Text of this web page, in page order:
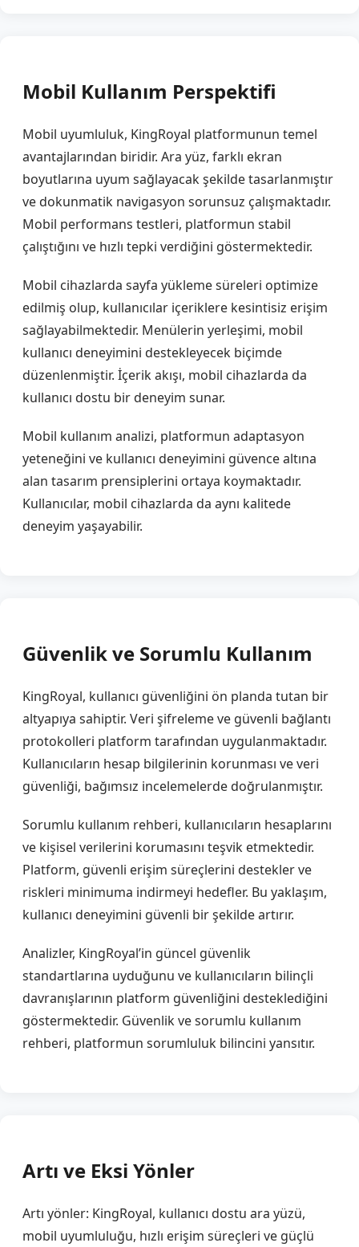
Mobil Kullanım Perspektifi
Mobil uyumluluk, KingRoyal platformunun temel
avantajlarından biridir. Ara yüz, farklı ekran
boyutlarına uyum sağlayacak şekilde tasarlanmıştır
ve dokunmatik navigasyon sorunsuz çalışmaktadır.
Mobil performans testleri, platformun stabil
çalıştığını ve hızlı tepki verdiğini göstermektedir.
Mobil cihazlarda sayfa yükleme süreleri optimize
edilmiş olup, kullanıcılar içeriklere kesintisiz erişim
sağlayabilmektedir. Menülerin yerleşimi, mobil
kullanıcı deneyimini destekleyecek biçimde
düzenlenmiştir. İçerik akışı, mobil cihazlarda da
kullanıcı dostu bir deneyim sunar.
Mobil kullanım analizi, platformun adaptasyon
yeteneğini ve kullanıcı deneyimini güvence altına
alan tasarım prensiplerini ortaya koymaktadır.
Kullanıcılar, mobil cihazlarda da aynı kalitede
deneyim yaşayabilir.
Güvenlik ve Sorumlu Kullanım
KingRoyal, kullanıcı güvenliğini ön planda tutan bir
altyapıya sahiptir. Veri şifreleme ve güvenli bağlantı
protokolleri platform tarafından uygulanmaktadır.
Kullanıcıların hesap bilgilerinin korunması ve veri
güvenliği, bağımsız incelemelerde doğrulanmıştır.
Sorumlu kullanım rehberi, kullanıcıların hesaplarını
ve kişisel verilerini korumasını teşvik etmektedir.
Platform, güvenli erişim süreçlerini destekler ve
riskleri minimuma indirmeyi hedefler. Bu yaklaşım,
kullanıcı deneyimini güvenli bir şekilde artırır.
Analizler, KingRoyal’in güncel güvenlik
standartlarına uyduğunu ve kullanıcıların bilinçli
davranışlarının platform güvenliğini desteklediğini
göstermektedir. Güvenlik ve sorumlu kullanım
rehberi, platformun sorumluluk bilincini yansıtır.
Artı ve Eksi Yönler
Artı yönler: KingRoyal, kullanıcı dostu ara yüzü,
mobil uyumluluğu, hızlı erişim süreçleri ve güçlü